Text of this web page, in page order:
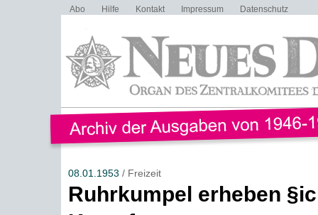
Abo Hilfe Kontakt Impressum Datenschutz
08.01.1953 / Freizeit
Ruhrkumpel erheben